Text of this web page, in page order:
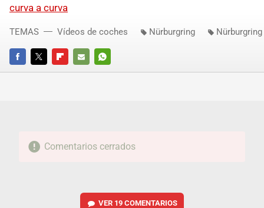
curva a curva
FACEBOOKTWITTERFLIPBOARD
E-
WHATSAPP
TEMAS Vídeos de coches Nürburgring Nürburgring
Comentarios cerrados
VER 19 COMENTARIOS